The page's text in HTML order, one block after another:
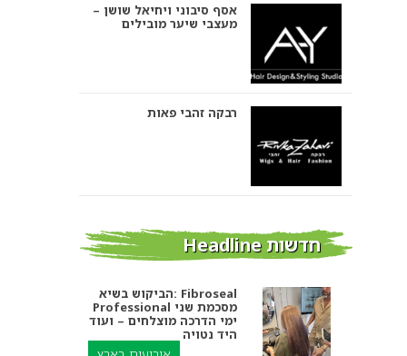
אסף סיבוני ויחיאל שושן –
מעצבי שיער מובילים
רבקה זהבי פאות
אורטל אדרי עיצוב שיער
חדשות Headline
הביקוש בשיא: Fibroseal
Professional מסכמת שני
ימי הדרכה מוצלחים – ועוד
היד נטויה